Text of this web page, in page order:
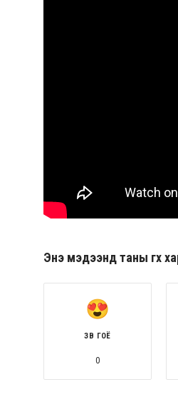
Энэ мэдээнд таны өгөх
ЗӨВ ГОЁ
0